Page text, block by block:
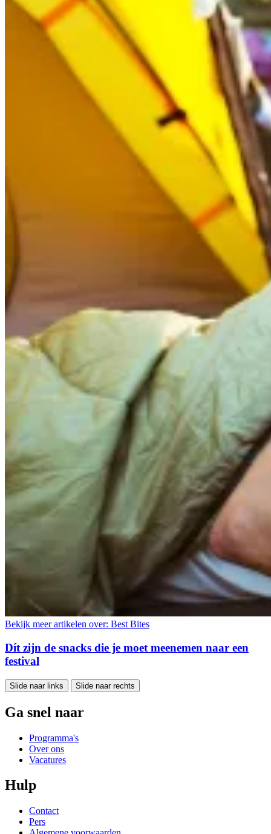
Bekijk meer artikelen over: Best Bites
Dít zijn de snacks die je moet meenemen naar een
festival
Slide naar links Slide naar rechts
Ga snel naar
Programma's
Over ons
Vacatures
Hulp
Contact
Pers